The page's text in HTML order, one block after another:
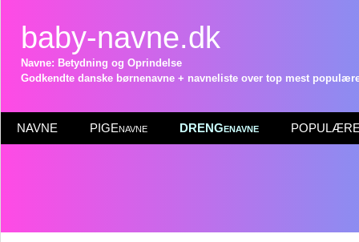
baby-navne.dk
Navne: Betydning og Oprindelse
Godkendte danske børnenavne + navneliste over top mest
NAVNE PIGEnavne DRENGenavne POPULÆRE